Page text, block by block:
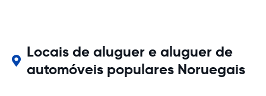
Locais de aluguer e aluguer de
automóveis populares Noruegais